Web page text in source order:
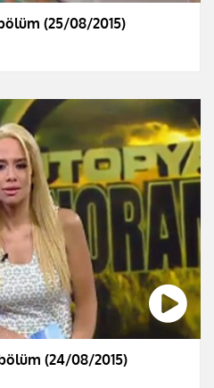
(25/08/2015)
(24/08/2015)